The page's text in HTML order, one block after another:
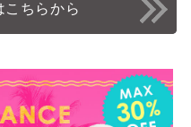
こちらから